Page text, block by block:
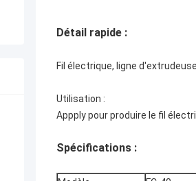
Détail rapide :
Fil électrique, ligne
Utilisation :
Appply pour produire le fil
Spécifications :